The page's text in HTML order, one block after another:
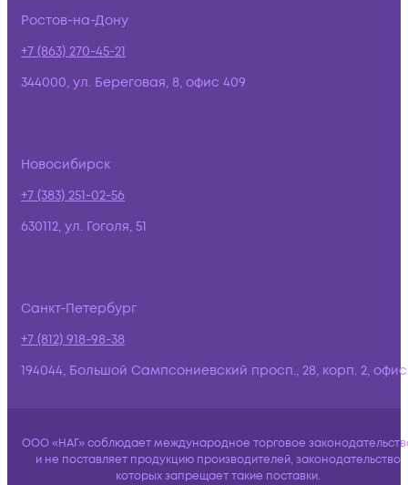
Ростов-на-Дону
+7 (863) 270-45-21
344000, ул. Береговая, 8, офис 409
Новосибирск
+7 (383) 251-02-56
630112, ул. Гоголя, 51
Санкт-Петербург
+7 (812) 918-98-38
194044, Большой Сампсониевский просп., 28, корп. 2,
ООО «НАГ» соблюдает международное торговое
и не поставляет продукцию производителей, законодательство
которых запрещает такие поставки.